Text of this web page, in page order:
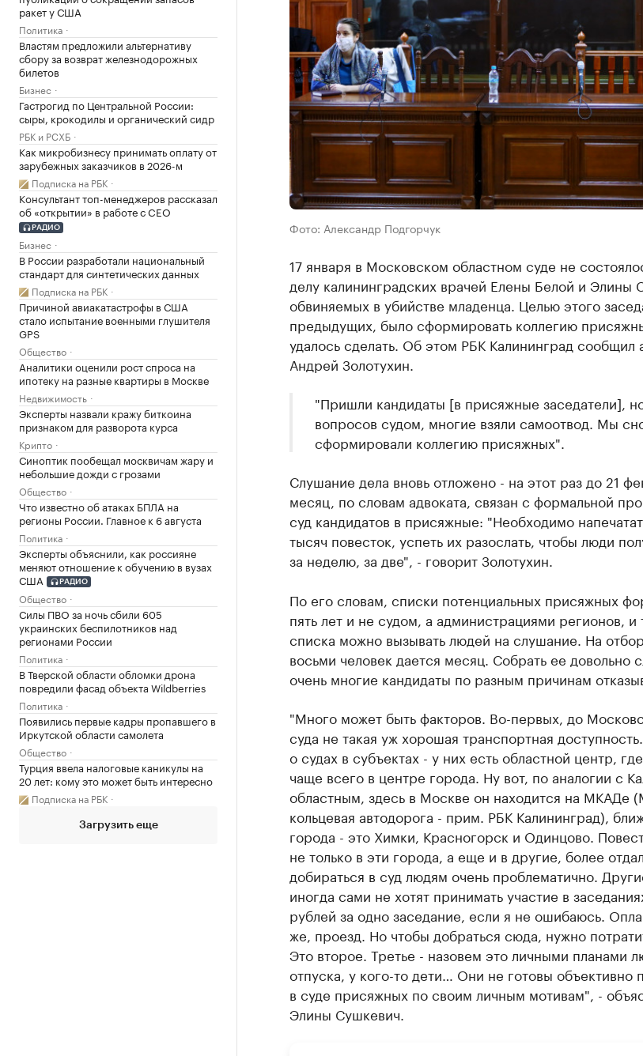
ракет у США
Политика
Властям предложили альтернативу
сбору за возврат железнодорожных
билетов
Бизнес
Гастрогид по Центральной России:
сыры, крокодилы и органический сидр
РБК и РСХБ
Как микробизнесу принимать оплату от
зарубежных заказчиков в 2026-м
Подписка на РБК
Консультант топ-менеджеров рассказал
об «открытии» в работе с CEO
РАДИО
Бизнес
В России разработали национальный
стандарт для синтетических данных
Подписка на РБК
Причиной авиакатастрофы в США
стало испытание военными глушителя
GPS
Общество
Аналитики оценили рост спроса на
ипотеку на разные квартиры в Москве
Недвижимость
Эксперты назвали кражу биткоина
признаком для разворота курса
Крипто
Синоптик пообещал москвичам жару и
небольшие дожди с грозами
Общество
Что известно об атаках БПЛА на
регионы России. Главное к 6 августа
Политика
Эксперты объяснили, как россияне
меняют отношение к обучению в вузах
США
РАДИО
Общество
Силы ПВО за ночь сбили 605
украинских беспилотников над
регионами России
Политика
В Тверской области обломки дрона
повредили фасад объекта Wildberries
Политика
Появились первые кадры пропавшего в
Иркутской области самолета
Общество
Турция ввела налоговые каникулы на
20 лет: кому это может быть интересно
Подписка на РБК
Загрузить еще
Фото: Александр Подгорчук
17 января в Московском областном суде не
делу калининградских врачей Елены Белой и Элины
обвиняемых в убийстве младенца. Целью этого
предыдущих, было сформировать коллегию
удалось сделать. Об этом РБК Калининград сообщил
Андрей Золотухин.
"Пришли кандидаты [в присяжные заседатели],
вопросов судом, многие взяли самоотвод. Мы
сформировали коллегию присяжных".
Слушание дела вновь отложено - на этот раз до 21
месяц, по словам адвоката, связан с формальной
суд кандидатов в присяжные: "Необходимо
тысяч повесток, успеть их разослать, чтобы люди
за неделю, за две", - говорит Золотухин.
По его словам, списки потенциальных присяжных
пять лет и не судом, а администрациями регионов, и
списка можно вызывать людей на слушание. На
восьми человек дается месяц. Собрать ее довольно
очень многие кандидаты по разным причинам
"Много может быть факторов. Во-первых, до
суда не такая уж хорошая транспортная
о судах в субъектах - у них есть областной центр,
чаще всего в центре города. Ну вот, по аналогии с
областным, здесь в Москве он находится на МКАДе
кольцевая автодорога - прим. РБК Калининград),
города - это Химки, Красногорск и Одинцово.
не только в эти города, а еще и в другие, более
добираться в суд людям очень проблематично.
иногда сами не хотят принимать участие в
рублей за одно заседание, если я не ошибаюсь.
же, проезд. Но чтобы добраться сюда, нужно
Это второе. Третье - назовем это личными планами
отпуска, у кого-то дети… Они не готовы объективно
в суде присяжных по своим личным мотивам", -
Элины Сушкевич.